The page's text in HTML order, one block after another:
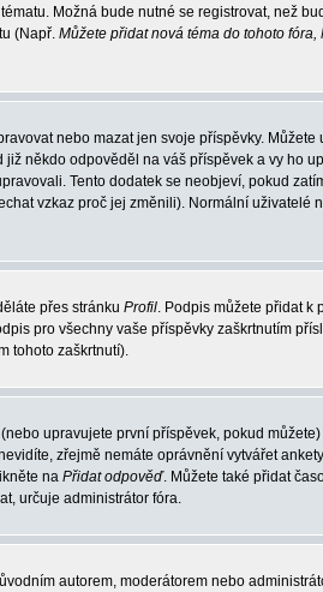
Možná bude nutné se registrovat, než
(Např. Můžete přidat nová téma do tohoto fóra,
nebo mazat jen svoje příspěvky.
již někdo odpověděl na váš příspěvek a vy ho
Tento dodatek se neobjeví, pokud
vzkaz proč jej změnili). Normální uživatelé
přes stránku Profil. Podpis můžete přidat k
pro všechny vaše příspěvky zaškrtnutím
tohoto zaškrtnutí).
upravujete první příspěvek, pokud
zřejmě nemáte oprávnění vytvářet
na Přidat odpověď. Můžete také přidat
určuje administrátor fóra.
autorem, moderátorem nebo